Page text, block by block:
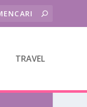
TRAVEL